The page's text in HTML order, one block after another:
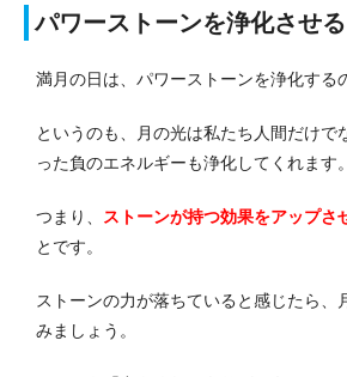
パワーストーンを浄化させる
満月の日は、パワーストーンを浄化する
というのも、月の光は私たち人間だけで
った負のエネルギーも浄化してくれます。
つまり、 ストーンが持つ効果をアップさ
とです。
ストーンの力が落ちていると感じたら、
みましょう。